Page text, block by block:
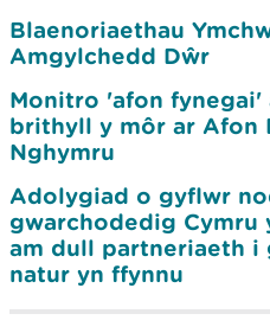
Blaenoriaethau
Amgylchedd Dŵr
Monitro 'afon fynegai'
brithyll y môr ar Afon
Nghymru
Adolygiad o gyflwr
gwarchodedig Cymru
am dull partneriaeth i
natur yn ffynnu